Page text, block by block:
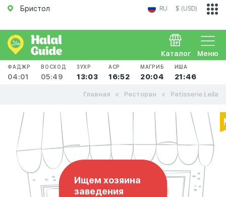
Бристол RU $ (USD)
Меню
Каталог
ФАДЖР
04:01
ВОСХОД
05:49
ЗУХР
13:03
АСР
16:52
МАГРИБ
20:04
ИША
21:46
Главная Ресторан Patisserie Leila
Ищем хозяина
заведения